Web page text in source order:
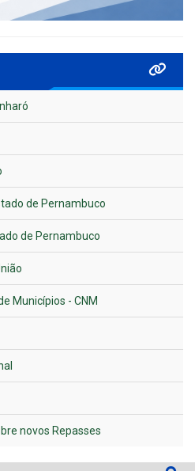
de Pernambuco
de Pernambuco
Municípios - CNM
novos Repasses